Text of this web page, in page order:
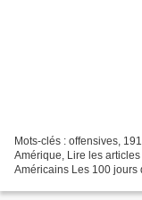
Mots-clés : offensives,
Amérique, Lire les
Américains Les 100 jours